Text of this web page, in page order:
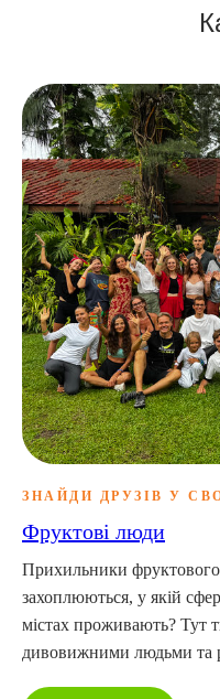
ЗНАЙДИ ДРУЗІВ У
Фруктові люди
Прихильники
захоплюються, у якій
містах проживають? Тут
дивовижними людьми та